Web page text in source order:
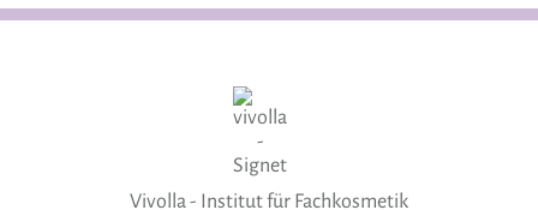
Vivolla - Institut für Fachkosmetik